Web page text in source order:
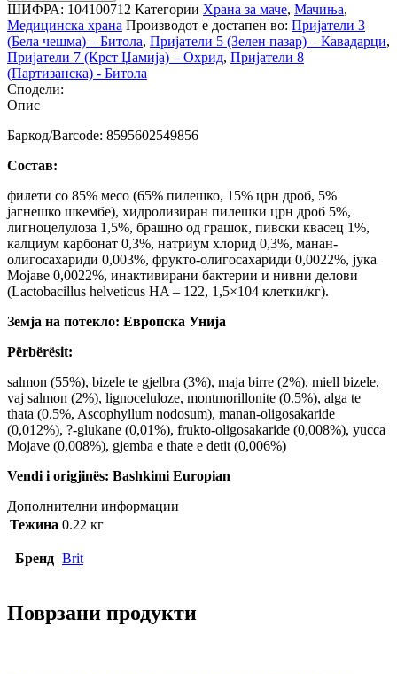
ШИФРА: 104100712 Категории Храна за маче, Мачиња,
Медицинска храна Производот е достапен во: Пријатели 3
(Бела чешма) – Битола, Пријатели 5 (Зелен пазар) – Кавадарци,
Пријатели 7 (Крст Џамија) – Охрид, Пријатели 8
(Партизанска) - Битола
Сподели:
Опис
Баркод/Barcode: 8595602549856
Состав:
филети со 85% месо (65% пилешко, 15% црн дроб, 5%
јагнешко шкембе), хидролизиран пилешки црн дроб 5%,
лигноцелулоза 1,5%, брашно од грашок, пивски квасец 1%,
калциум карбонат 0,3%, натриум хлорид 0,3%, манан-
олигосахариди 0,003%, фрукто-олигосахариди 0,0022%, јука
Мојаве 0,0022%, инактивирани бактерии и нивни делови
(Lactobacillus helveticus HA – 122, 1,5×104 клетки/кг).
Земја на потекло: Европска Унија
Përbërësit:
salmon (55%), bizele te gjelbra (3%), maja birre (2%), miell bizele,
vaj salmon (2%), lignoceluloze, montmorillonite (0.5%), alga te
thata (0.5%, Ascophyllum nodosum), manan-oligosakaride
(0,012%), ?-glukane (0,01%), frukto-oligosakaride (0,008%), yucca
Mojave (0,008%), gjemba e thate e detit (0,006%)
Vendi i origjinës: Bashkimi Europian
Дополнителни информации
Тежина 0.22 кг
Бренд Brit
Поврзани продукти